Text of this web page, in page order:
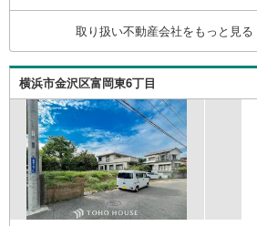
ことばかり・・・。ご安心くだ
いましたら、誠心誠意 お手伝いを
【ベンハウス】にお任せ下さい！
取り扱い不動産会社をもっと見る
横浜市金沢区富岡東6丁目